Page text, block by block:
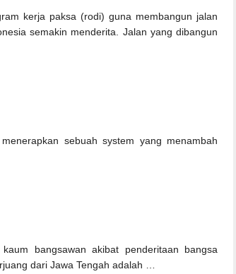
kerja paksa (rodi) guna membangun jalan
semakin menderita. Jalan yang dibangun
sebuah system yang menambah
bangsawan akibat penderitaan bangsa
dari Jawa Tengah adalah …